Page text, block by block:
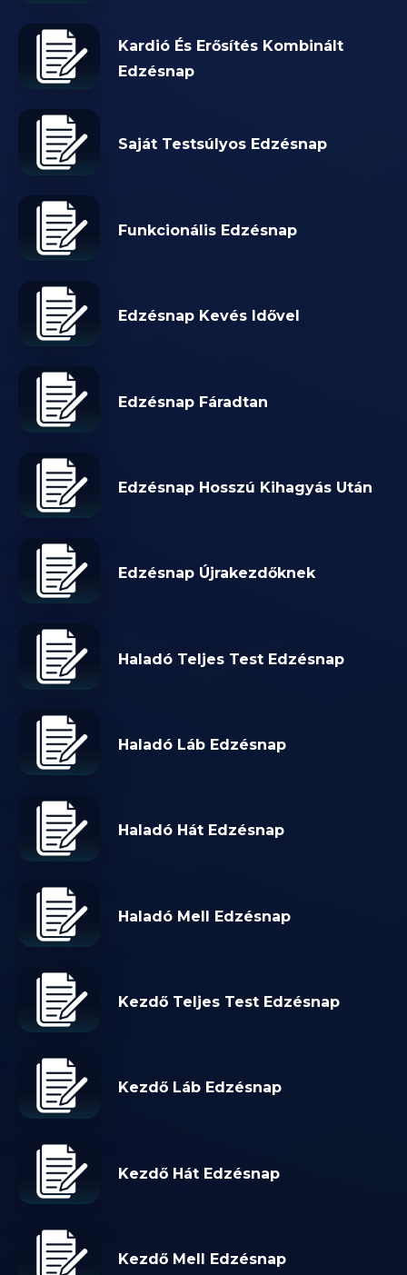
Kardió És Erősítés Kombinált
Edzésnap
Saját Testsúlyos Edzésnap
Funkcionális Edzésnap
Edzésnap Kevés Idővel
Edzésnap Fáradtan
Edzésnap Hosszú Kihagyás Után
Edzésnap Újrakezdőknek
Haladó Teljes Test Edzésnap
Haladó Láb Edzésnap
Haladó Hát Edzésnap
Haladó Mell Edzésnap
Kezdő Teljes Test Edzésnap
Kezdő Láb Edzésnap
Kezdő Hát Edzésnap
Kezdő Mell Edzésnap